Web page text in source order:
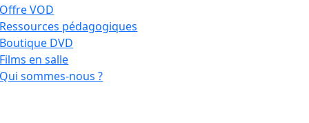
Offre VOD
Ressources pédagogiques
Boutique DVD
Films en salle
Qui sommes-nous ?